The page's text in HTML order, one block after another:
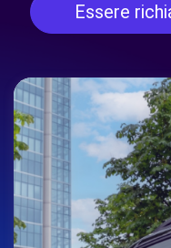
Essere